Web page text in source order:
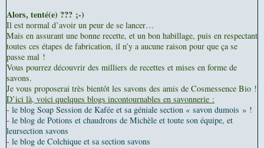
Alors, tenté(e) ??? ;-)
Il est normal d’avoir un peur de se lancer…
Mais en assurant une bonne recette, et un bon habillage, puis en respectant
toutes ces étapes de fabrication, il n’y a aucune raison pour que ça se
passe mal !
Vous pourrez découvrir des milliers de recettes et mises en forme de
savons.
Je vous proposerai très bientôt les savons des amis de Cosmessence Bio !
D’ici là, voici quelques blogs incontournables en savonnerie :
- le blog Soap Session de Kafée et sa géniale section « savon dumois » !
- le blog de Potions et chaudrons de Michèle et toute son équipe, et
leursection savons
- le blog de Colchique et sa section savons